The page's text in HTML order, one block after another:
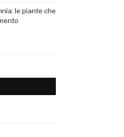
le piante che